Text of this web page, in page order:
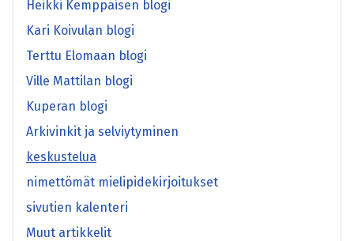
Heikki Kemppaisen blogi
Kari Koivulan blogi
Terttu Elomaan blogi
Ville Mattilan blogi
Kuperan blogi
Arkivinkit ja selviytyminen
keskustelua
nimettömät mielipidekirjoitukset
sivutien kalenteri
Muut artikkelit